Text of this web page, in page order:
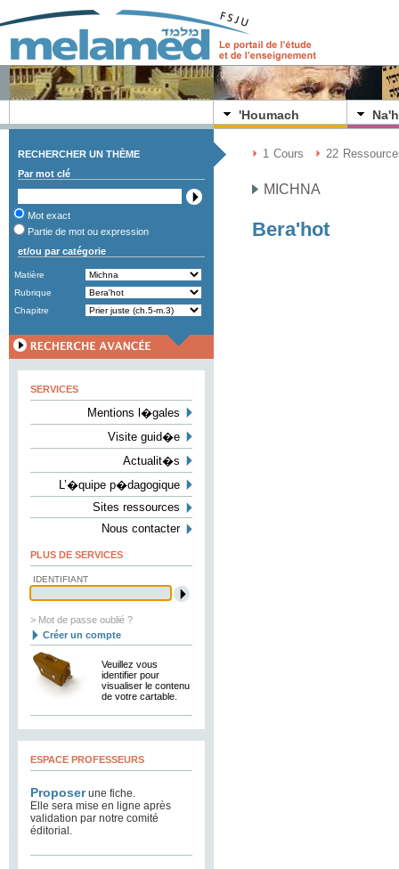
'Houmach Na'h
RECHERCHER UN THÈME
Par mot clé
Mot exact
Partie de mot ou expression
et/ou par catégorie
Matière
Rubrique
Chapitre
SERVICES
Mentions l�gales
Visite guid�e
Actualit�s
L’�quipe p�dagogique
Sites ressources
Nous contacter
PLUS DE SERVICES
IDENTIFIANT
> Mot de passe oublié ?
Créer un compte
Veuillez vous
identifier pour
visualiser le contenu
de votre cartable.
ESPACE PROFESSEURS
Proposerune fiche.
Elle sera mise en ligne après
validation par notre comité
éditorial.
1 Cours 22
MICHNA
Bera'hot